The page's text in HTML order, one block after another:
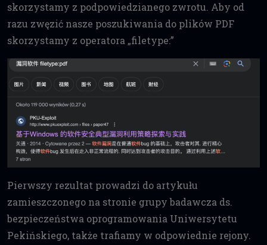
skorzystamy z podpowiedzianego zwrotu. Aby od
razu zwęzić nasze poszukiwania do plików PDF
skorzystamy z operatora „filetype:”
Pierwszy rezultat prowadzi do artykułu
zamieszczonego na stronie grupy badawcza ds.
bezpieczeństwa oprogramowania Uniwersytetu
Pekińskiego, także trafiamy w odpowiednie rejony.